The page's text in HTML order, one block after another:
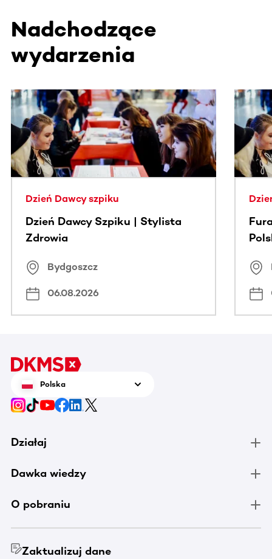
Nadchodzące
wydarzenia
Ta sekcja zawiera treści przewijane w poziomie. Użyj
Dzień Dawcy szpiku
Dzień Dawcy Szpiku | Stylista
Zdrowia
Bydgoszcz
06.08.2026
Polska
Działaj
Dawka wiedzy
O pobraniu
Zaktualizuj dane